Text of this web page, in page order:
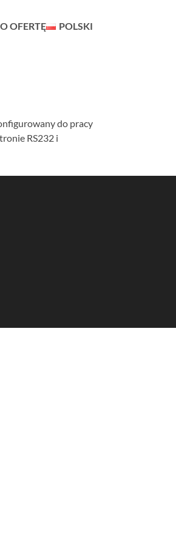
OFERTĘ POLSKI
do pracy
RS232 i